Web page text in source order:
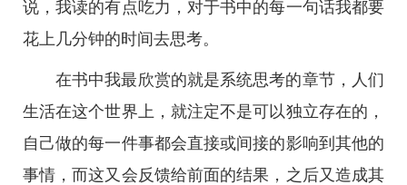
说，我读的有点吃力，对于书中的每一句话我都要
花上几分钟的时间去思考。
在书中我最欣赏的就是系统思考的章节，人们
生活在这个世界上，就注定不是可以独立存在的，
自己做的每一件事都会直接或间接的影响到其他的
事情，而这又会反馈给前面的结果，之后又造成其